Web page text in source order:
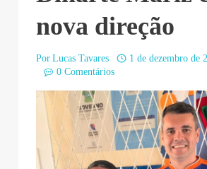
nova direção
Por Lucas Tavares
1 de dezembro de
0 Comentários